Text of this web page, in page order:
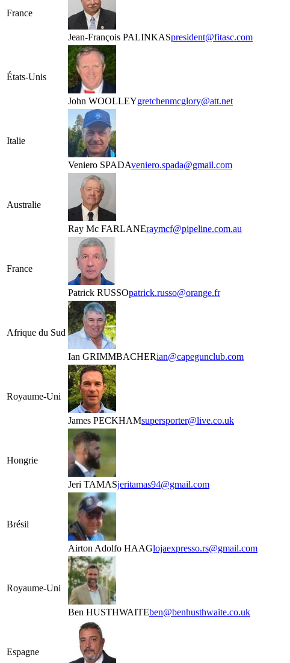
France
Jean-François PALINKASpresident@fitasc.com
États-Unis
John WOOLLEYgretchenmcglory@att.net
Italie
Veniero SPADAveniero.spada@gmail.com
Australie
Ray Mc FARLANEraymcf@pipeline.com.au
France
Patrick RUSSOpatrick.russo@orange.fr
Afrique du Sud
Ian GRIMMBACHERian@capegunclub.com
Royaume-Uni
James PECKHAMsupersporter@live.co.uk
Hongrie
Jeri TAMASjeritamas94@gmail.com
Brésil
Airton Adolfo HAAGlojaexpresso.rs@gmail.com
Royaume-Uni
Ben HUSTHWAITEben@benhusthwaite.co.uk
Espagne